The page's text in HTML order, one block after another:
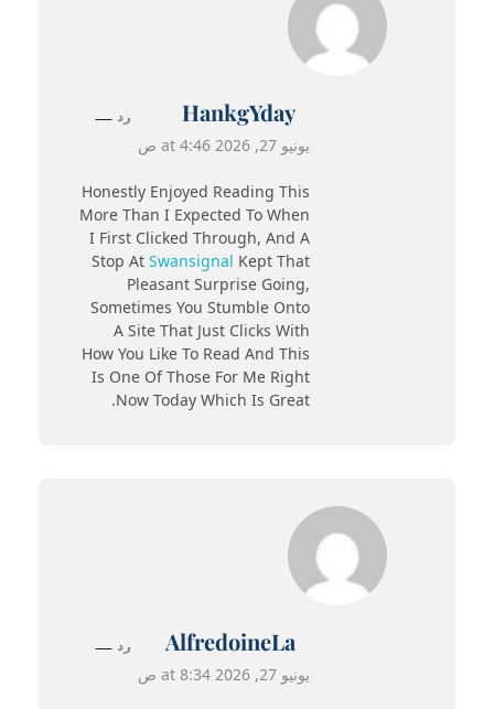
HankgYday
يونيو 27, 2026 at 4:46 ص
Honestly Enjoyed Reading This
More Than I Expected To When
I First Clicked Through, And A
Stop At Swansignal Kept That
Pleasant Surprise Going,
Sometimes You Stumble Onto
A Site That Just Clicks With
How You Like To Read And This
Is One Of Those For Me Right
Now Today Which Is Great.
رد
AlfredoineLa
يونيو 27, 2026 at 8:34 ص
رد